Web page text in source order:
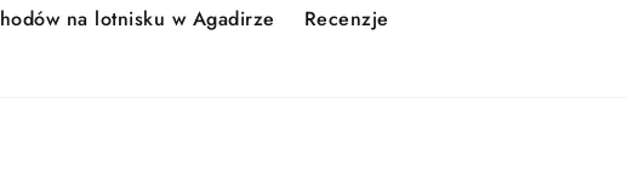
na lotnisku w Agadirze Recenzje